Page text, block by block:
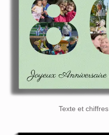
Texte et chiffres